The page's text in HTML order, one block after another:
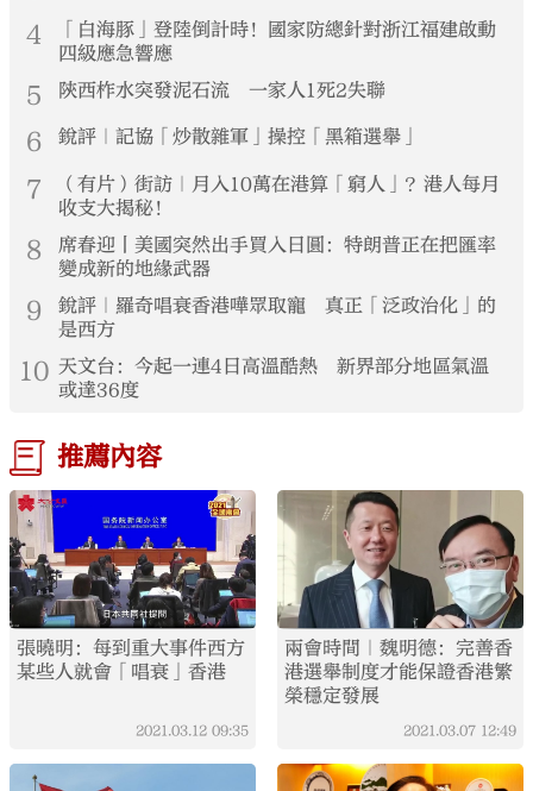
4
「白海豚」登陸倒計時！國家防總針對浙江福建啟動
四級應急響應
5 陝西柞水突發泥石流 一家人1死2失聯
6 銳評｜記協「炒散雜軍」操控「黑箱選舉」
7
（有片）街訪｜月入10萬在港算「窮人」？港人每月
收支大揭秘！
8
席春迎丨美國突然出手買入日圓：特朗普正在把匯率
變成新的地緣武器
9
銳評｜羅奇唱衰香港嘩眾取寵 真正「泛政治化」的
是西方
10 天文台：今起一連4日高溫酷熱 新界部分地區氣溫
或達36度
推薦內容
張曉明：每到重大事件西方
某些人就會「唱衰」香港
2021.03.12 09:35
兩會時間｜魏明德：完善香
港選舉制度才能保證香港繁
榮穩定發展
2021.03.07 12:49